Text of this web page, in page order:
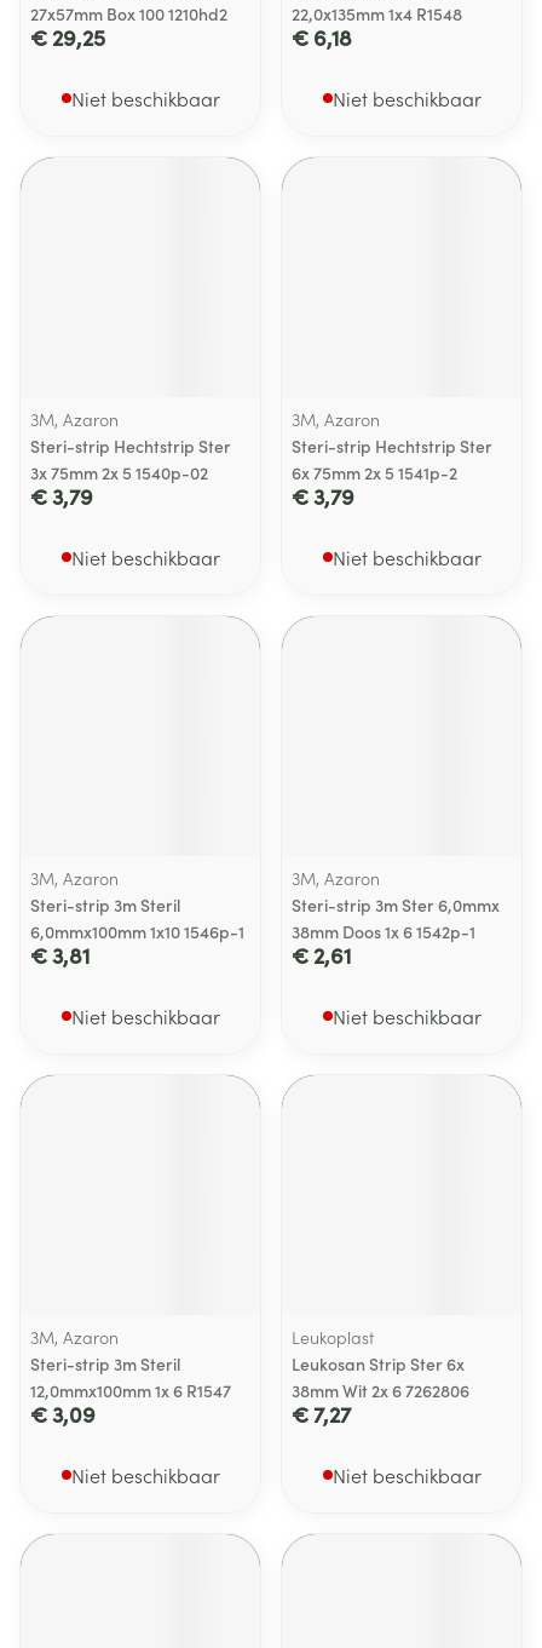
27x57mm Box 100 1210hd2
€ 29,25
Niet beschikbaar
22,0x135mm 1x4 R1548
€ 6,18
Niet beschikbaar
3M, Azaron
Steri-strip Hechtstrip Ster
3x 75mm 2x 5 1540p-02
€ 3,79
Niet beschikbaar
3M, Azaron
Steri-strip Hechtstrip Ster
6x 75mm 2x 5 1541p-2
€ 3,79
Niet beschikbaar
3M, Azaron
Steri-strip 3m Steril
6,0mmx100mm 1x10 1546p-1
€ 3,81
Niet beschikbaar
3M, Azaron
Steri-strip 3m Ster 6,0mmx
38mm Doos 1x 6 1542p-1
€ 2,61
Niet beschikbaar
3M, Azaron
Steri-strip 3m Steril
12,0mmx100mm 1x 6 R1547
€ 3,09
Niet beschikbaar
Leukoplast
Leukosan Strip Ster 6x
38mm Wit 2x 6 7262806
€ 7,27
Niet beschikbaar